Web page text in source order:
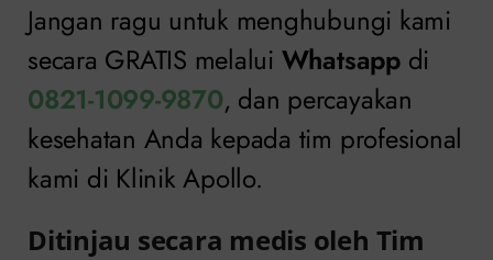
Jangan ragu untuk menghubungi kami
secara GRATIS melalui Whatsappdi
0821-1099-9870, dan percayakan
kesehatan Anda kepada tim profesional
kami di Klinik Apollo.
Ditinjau secara medis oleh Tim